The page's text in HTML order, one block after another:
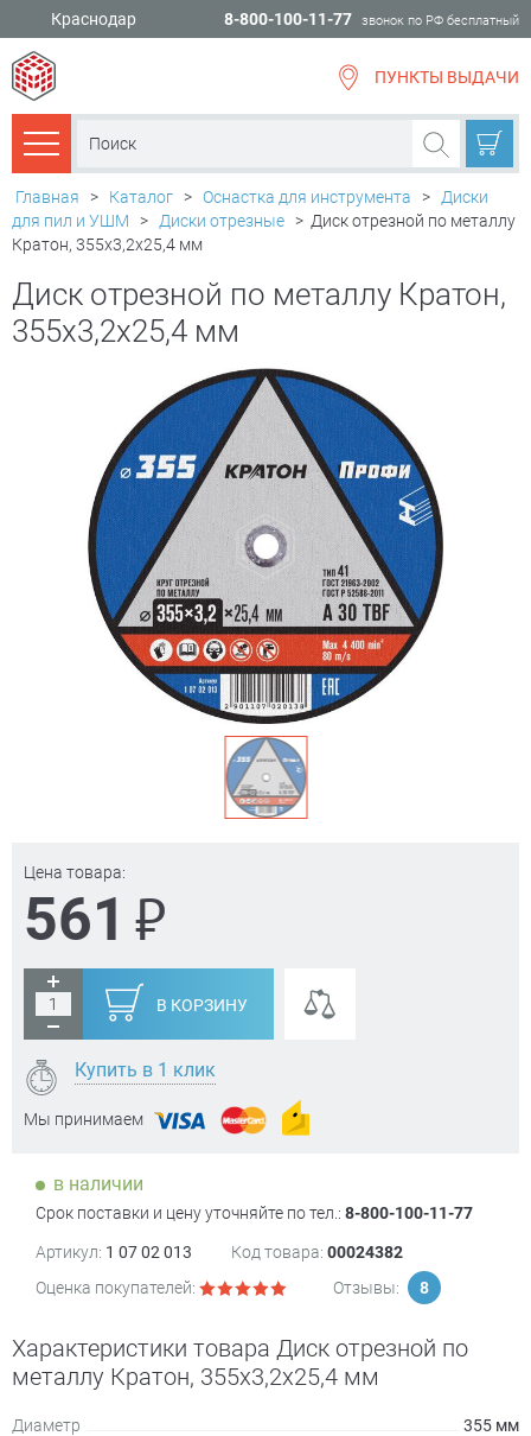
Краснодар 8-800-100-11-77 звонок по РФ бесплатный
ПУНКТЫ ВЫДАЧИ
Каталог товаров
Главная > Каталог > Оснастка для инструмента >
Диски
для пил и УШМ
> Диски отрезные > Диск отрезной по металлу
Кратон, 355x3,2x25,4 мм
Диск отрезной по металлу Кратон,
355x3,2x25,4 мм
Цена товара:
561 ₽
В КОРЗИНУ
Купить в 1 клик
Мы принимаем
в наличии
Срок поставки и цену уточняйте по тел.: 8-800-100-11-77
Артикул: 1 07 02 013 Код товара: 00024382
Оценка покупателей:
Отзывы: 8
Характеристики товара Диск отрезной по
металлу Кратон, 355x3,2x25,4 мм
Диаметр
355 мм